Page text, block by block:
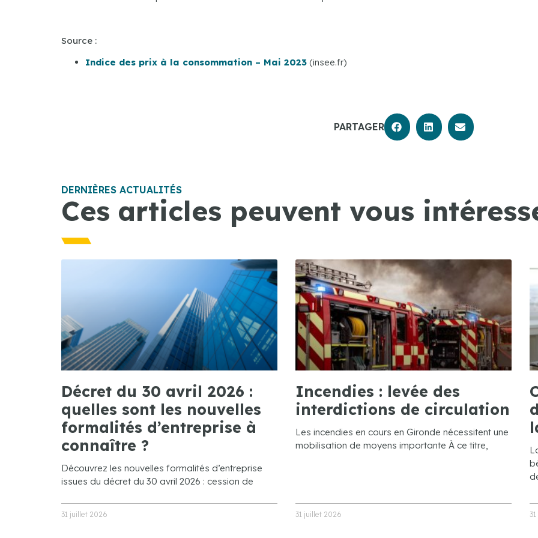
Source :
Indice des prix à la consommation – Mai 2023 (insee.fr)
PARTAGER
DERNIÈRES ACTUALITÉS
Ces articles peuvent vous
Décret du 30 avril 2026 :
quelles sont les nouvelles
formalités d’entreprise à
connaître ?
Découvrez les nouvelles formalités d’entreprise
issues du décret du 30 avril 2026 : cession de
31 juillet 2026
Incendies : levée des
interdictions de circulation
Les incendies en cours en Gironde nécessitent une
mobilisation de moyens importante À ce titre,
31 juillet 2026